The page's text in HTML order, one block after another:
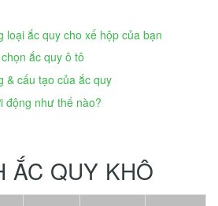
loại ắc quy cho xế hộp của bạn
ắc quy ô tô
& cấu tạo của ắc quy
động như thế nào?
ẮC QUY KHÔ